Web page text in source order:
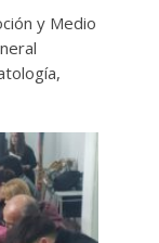
y Medio